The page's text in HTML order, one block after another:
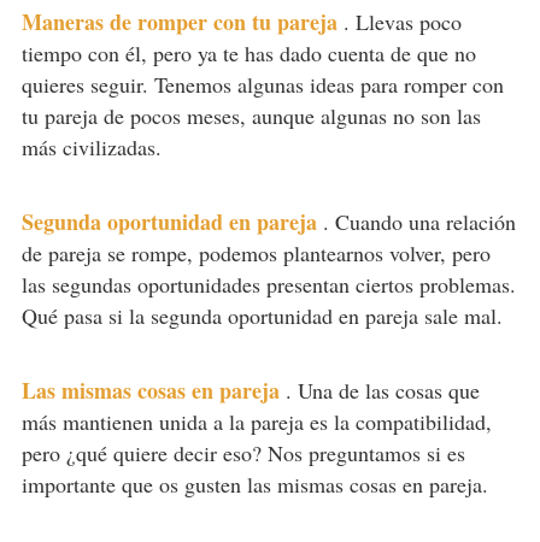
Maneras de romper con tu pareja . Llevas poco
tiempo con él, pero ya te has dado cuenta de que no
quieres seguir. Tenemos algunas ideas para romper con
tu pareja de pocos meses, aunque algunas no son las
más civilizadas.
Segunda oportunidad en pareja . Cuando una relación
de pareja se rompe, podemos plantearnos volver, pero
las segundas oportunidades presentan ciertos problemas.
Qué pasa si la segunda oportunidad en pareja sale mal.
Las mismas cosas en pareja . Una de las cosas que
más mantienen unida a la pareja es la compatibilidad,
pero ¿qué quiere decir eso? Nos preguntamos si es
importante que os gusten las mismas cosas en pareja.